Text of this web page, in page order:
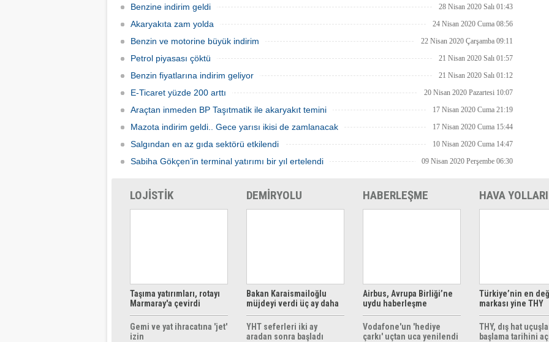
sınırları kapattı, ihracat yavaşladı,
mallarımızı taşıyamaz hale geldik" dedi.
zam yapılması bekleniyor.
Benzine indirim geldi 28 Nisan 2020 Salı 01:43
Akaryakıta zam yolda 24 Nisan 2020 Cuma 08:56
Benzin ve motorine büyük indirim 22 Nisan 2020 Çarşamba 09:11
Petrol piyasası çöktü 21 Nisan 2020 Salı 01:57
Benzin fiyatlarına indirim geliyor 21 Nisan 2020 Salı 01:12
E-Ticaret yüzde 200 arttı 20 Nisan 2020 Pazartesi 10:07
Araçtan inmeden BP Taşıtmatik ile akaryakıt temini 17 Nisan 2020 Cuma 21:19
Mazota indirim geldi.. Gece yarısı ikisi de zamlanacak 17 Nisan 2020 Cuma 15:44
Salgından en az gıda sektörü etkilendi 10 Nisan 2020 Cuma 14:47
Sabiha Gökçen’in terminal yatırımı bir yıl ertelendi 09 Nisan 2020 Perşembe 06:30
LOJİSTİK
Taşıma yatırımları, rotayı
Marmaray'a çevirdi
Gemi ve yat ihracatına 'jet'
izin
DEMİRYOLU
Bakan Karaismailoğlu
müjdeyi verdi üç ay daha
ücretsiz
YHT seferleri iki ay
aradan sonra başladı
HABERLEŞME
Airbus, Avrupa Birliği’ne
uydu haberleşme
çözümleri sunuyor
Vodafone'un 'hediye
çarkı' uçtan uca yenilendi
HAVA YOLLARI
Türkiye’nin en
markası yine THY
THY, dış hat
başlama tarihini